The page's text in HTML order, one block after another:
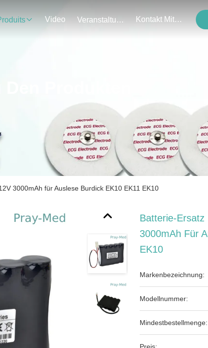
Video Veranstaltungen Kontakt Mit Uns
Produkten
3000mAh für Auslese Burdick EK10 EK11 EK10
Batterie-Ersatz
3000mAh Für
EK10
Markenbezeichnung:
Modellnummer:
Mindestbestellmenge: